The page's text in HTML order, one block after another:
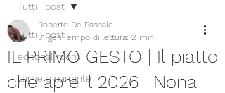
Tutti i post
editorial room
camera narrante
Tutti i post
IL PRIMO GESTO | Il piatto
che apre il 2026 | Nona
Roberto De Pascale
31 genTempo di lettura: 2 min